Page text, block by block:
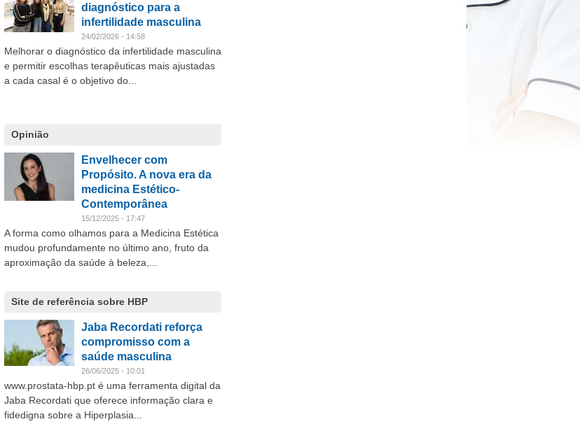
diagnóstico para a
infertilidade masculina
24/02/2026 - 14:58
Melhorar o diagnóstico da infertilidade masculina
e permitir escolhas terapêuticas mais ajustadas
a cada casal é o objetivo do...
Opinião
Envelhecer com
Propósito. A nova era da
medicina Estético-
Contemporânea
15/12/2025 - 17:47
A forma como olhamos para a Medicina Estética
mudou profundamente no último ano, fruto da
aproximação da saúde à beleza,...
Site de referência sobre HBP
Jaba Recordati reforça
compromisso com a
saúde masculina
26/06/2025 - 10:01
www.prostata-hbp.pt é uma ferramenta digital da
Jaba Recordati que oferece informação clara e
fidedigna sobre a Hiperplasia...